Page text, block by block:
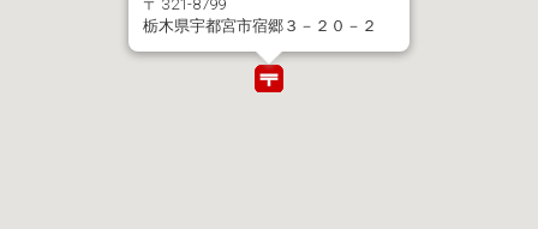
〒 321-8799
栃木県宇都宮市宿郷３－２０－２